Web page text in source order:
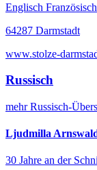
Englisch
64287 Darmstadt
www.stolze-
Russisch
mehrRussisch-
Ljudmilla
30 Jahre an der